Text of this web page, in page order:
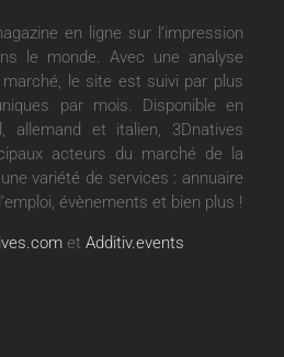
en ligne sur l’impression
le monde. Avec une analyse
le site est suivi par plus
par mois. Disponible en
allemand et italien, 3Dnatives
acteurs du marché de la
variété de services : annuaire
évènements et bien plus !
et Additiv.events